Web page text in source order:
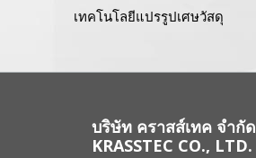
เทคโนโลยีแปรรูปเศษวัสดุ
บริษัท คราสส์เทค จำกัด
KRASSTEC CO., LTD.